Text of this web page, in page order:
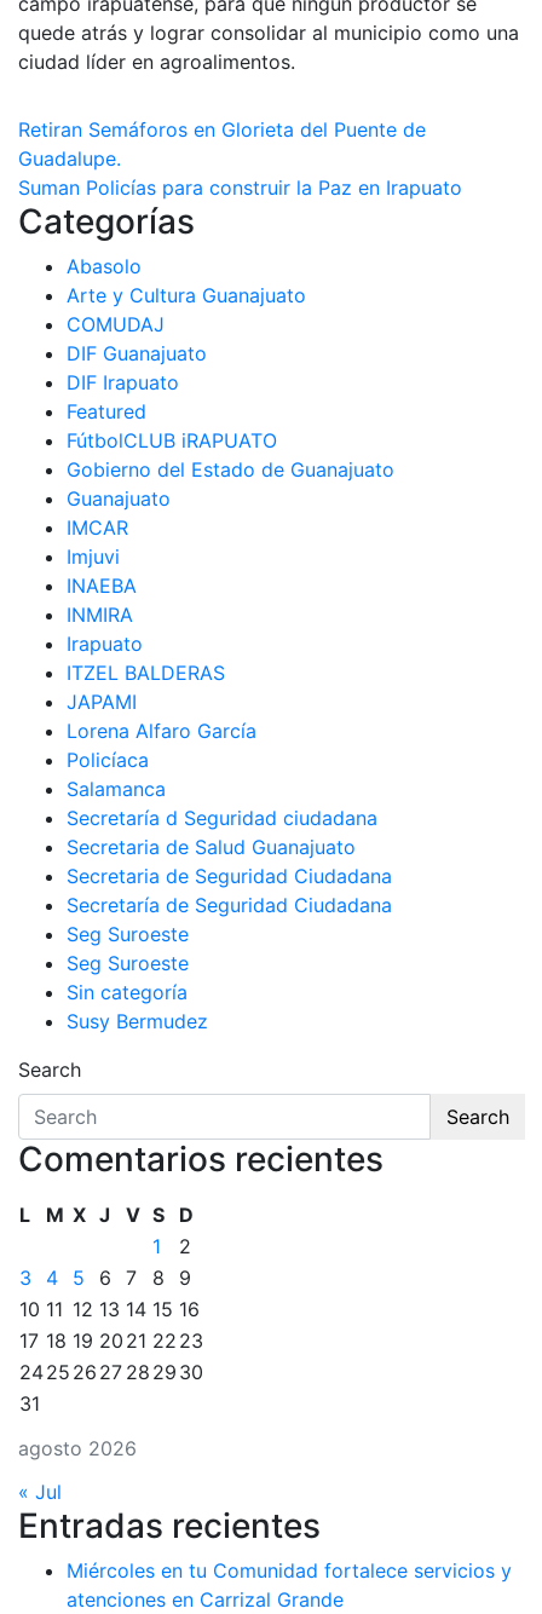
quede atrás y lograr consolidar al municipio como una
ciudad líder en agroalimentos.
Navegación
de
entradas
Retiran Semáforos en Glorieta del Puente de
Guadalupe.
Suman Policías para construir la Paz en Irapuato
Categorías
Abasolo
Arte y Cultura Guanajuato
COMUDAJ
DIF Guanajuato
DIF Irapuato
Featured
FútbolCLUB iRAPUATO
Gobierno del Estado de Guanajuato
Guanajuato
IMCAR
Imjuvi
INAEBA
INMIRA
Irapuato
ITZEL BALDERAS
JAPAMI
Lorena Alfaro García
Policíaca
Salamanca
Secretaría d Seguridad ciudadana
Secretaria de Salud Guanajuato
Secretaria de Seguridad Ciudadana
Secretaría de Seguridad Ciudadana
Seg Suroeste
Seg Suroeste
Sin categoría
Susy Bermudez
Search
Search
Comentarios recientes
agosto 2026
L M X J V S
D
1
2
3
4 5 6 7 8
9
10 11 12 13 14 15 16
17 18 19 20 21 22 23
2425 26 27 28 29 30
31
« Jul
Entradas recientes
Miércoles en tu Comunidad fortalece servicios y
atenciones en Carrizal Grande